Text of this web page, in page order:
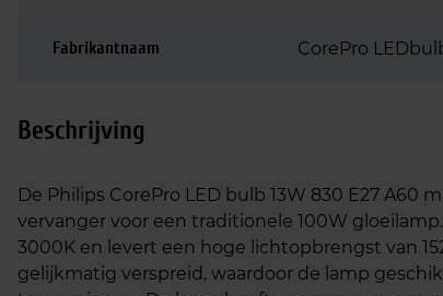
Fabrikantnaam CorePro
Beschrijving
De Philips CorePro LED bulb 13W 830 E27 A60
vervanger voor een traditionele 100W
3000K en levert een hoge lichtopbrengst van
gelijkmatig verspreid, waardoor de lamp